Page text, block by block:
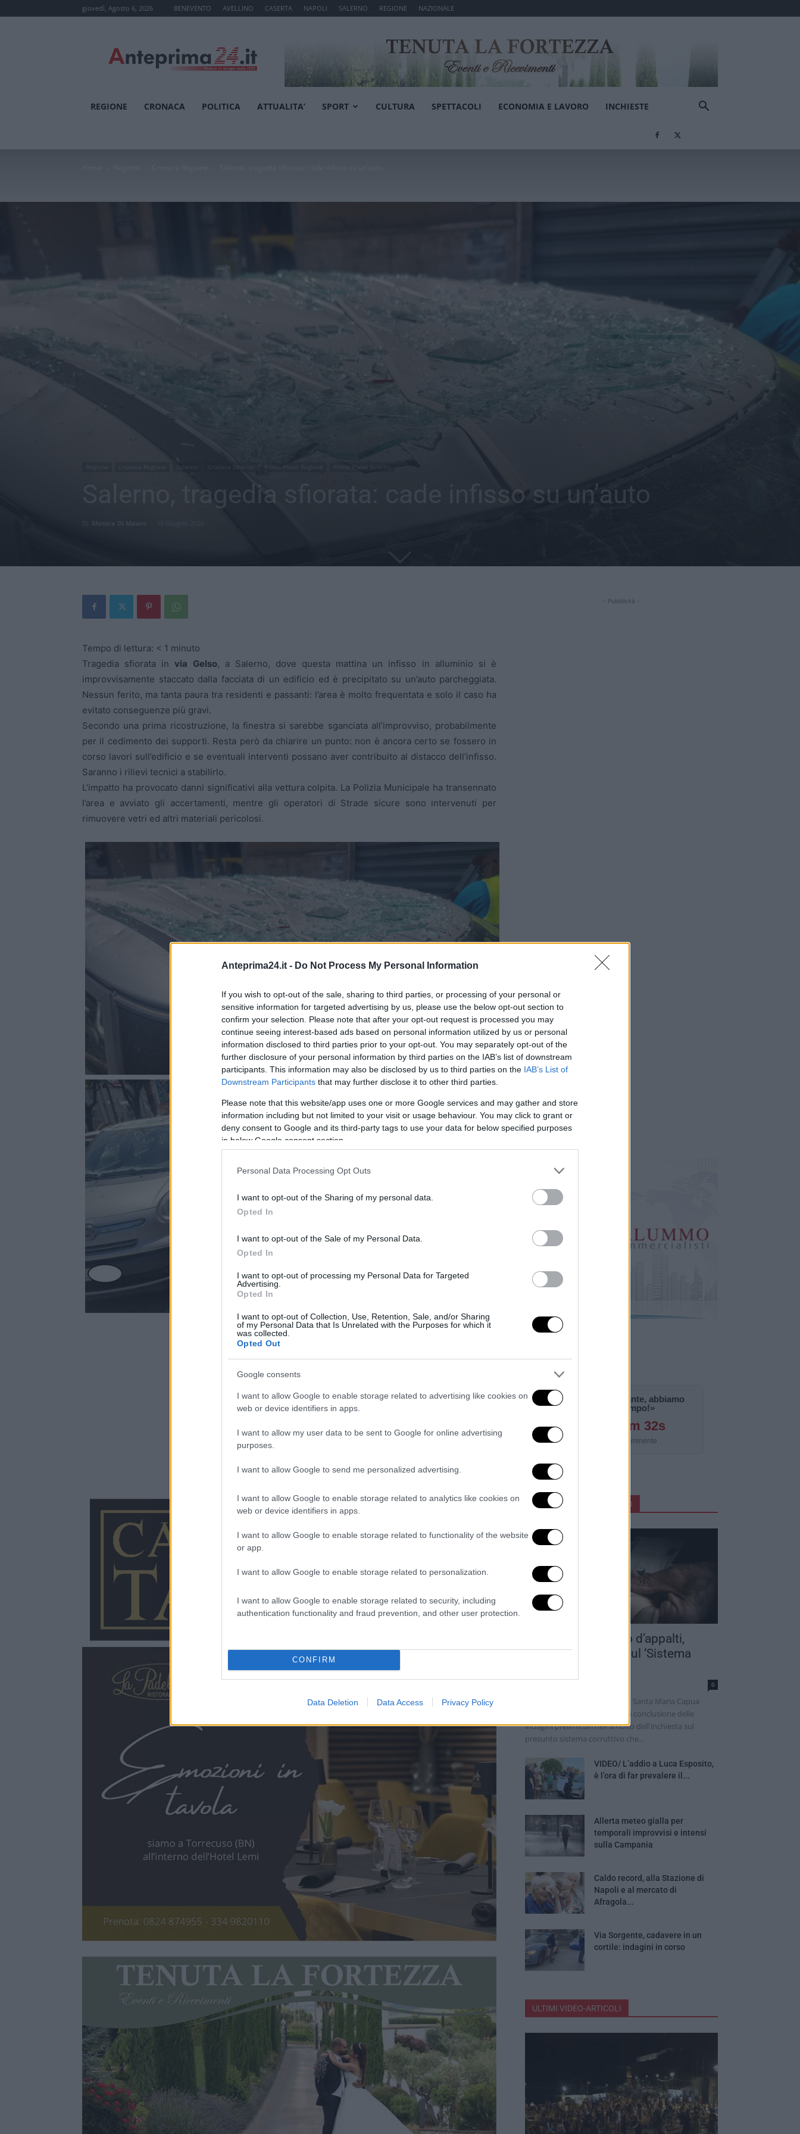
Anteprima24.it - Do Not Process My Personal Information
If you wish to opt-out of the sale, sharing to third parties, or processing of your personal or
sensitive information for targeted advertising by us, please use the below opt-out section to
confirm your selection. Please note that after your opt-out request is processed you may
continue seeing interest-based ads based on personal information utilized by us or personal
information disclosed to third parties prior to your opt-out. You may separately opt-out of the
further disclosure of your personal information by third parties on the IAB’s list of downstream
participants. This information may also be disclosed by us to third parties on the IAB’s List of
Downstream Participants that may further disclose it to other third parties.
Please note that this website/app uses one or more Google services and may gather and store
information including but not limited to your visit or usage behaviour. You may click to grant or
deny consent to Google and its third-party tags to use your data for below specified purposes
in below Google consent section.
Personal Data Processing Opt Outs
I want to opt-out of the Sharing of my personal data.
Opted In
I want to opt-out of the Sale of my Personal Data.
Opted In
I want to opt-out of processing my Personal Data for Targeted
Advertising.
Opted In
I want to opt-out of Collection, Use, Retention, Sale, and/or Sharing
of my Personal Data that Is Unrelated with the Purposes for which it
was collected.
Opted Out
Google consents
I want to allow Google to enable storage related to advertising like cookies on
web or device identifiers in apps.
I want to allow my user data to be sent to Google for online advertising
purposes.
I want to allow Google to send me personalized advertising.
I want to allow Google to enable storage related to analytics like cookies on
web or device identifiers in apps.
I want to allow Google to enable storage related to functionality of the website
or app.
I want to allow Google to enable storage related to personalization.
I want to allow Google to enable storage related to security, including
authentication functionality and fraud prevention, and other user protection.
CONFIRM
Data Deletion Data Access Privacy Policy
giovedì, Agosto 6, 2026 BENEVENTO AVELLINO CASERTA NAPOLI SALERNO REGIONE NAZIONALE
REGIONE CRONACA POLITICA ATTUALITA’ SPORT CULTURA SPETTACOLI ECONOMIA E LAVORO INCHIESTE
Cronaca Regione Salerno Primo Piano Regione Primo Piano Salerno
Salerno, tragedia sfiorata: cade infisso su un’auto
Tempo di lettura: < 1 minuto
Tragedia sfiorata invia Gelso, a Salerno, dove questa mattina un infisso in alluminio si è
improvvisamente staccato dalla facciata di un edificio ed è precipitato su un’auto parcheggiata.
Nessun ferito, ma tanta paura tra residenti e passanti: l’area è molto frequentata e solo il caso ha
evitato conseguenze più gravi.
Secondo una prima ricostruzione, la finestra si sarebbe sganciata all’improvviso, probabilmente
per il cedimento dei supporti. Resta però da chiarire un punto: non è ancora certo se fossero in
corso lavori sull’edificio e se eventuali interventi possano aver contribuito al distacco dell’infisso.
Saranno i rilievi tecnici a stabilirlo.
L’impatto ha provocato danni significativi alla vettura colpita. La Polizia Municipale ha transennato
l’area e avviato gli accertamenti, mentre gli operatori di Strade sicure sono intervenuti per
rimuovere vetri ed altri materiali pericolosi.
- Pubblicità -
«La notizia è importante, abbiamo
bisogno di tempo!»
127g 12h 6m 30s
Aggiornamento imminente
ARTICOLI IN PRIMO PIANO
Mazzette in cambio d’appalti,
chiuse le indagini sul ‘Sistema
0
La Procura della Repubblica di Santa Maria Capua
Vetere ha notificato l'avviso di conclusione delle
indagini preliminari nell'ambito dell'inchiesta sul
presunto sistema corruttivo che...
VIDEO/ L’addio a Luca Esposito,
è l’ora di far prevalere il...
Allerta meteo gialla per
temporali improvvisi e intensi
sulla Campania
Caldo record, alla Stazione di
Napoli e al mercato di
Afragola...
Via Sorgente, cadavere in un
cortile: indagini in corso
ULTIMI VIDEO-ARTICOLI